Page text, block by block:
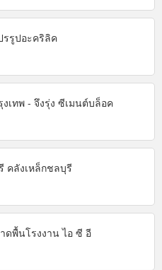
รรูปอะคริลิค
เทพ - จึงรุ่ง ซีเมนต์บล็อค
คลังเหล็กชลบุรี
ดพื้นโรงงาน ไอ ซี อี